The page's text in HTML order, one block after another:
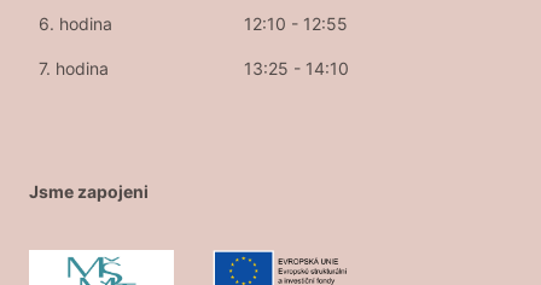
6. hodina 12:10 - 12:55
7. hodina 13:25 - 14:10
Jsme zapojeni